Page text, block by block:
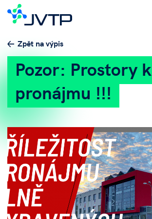
Zpět na výpis
Pozor: Prostory k
pronájmu !!!